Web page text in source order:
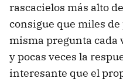
rascacielos más alto
consigue que miles
misma pregunta cada
y pocas veces la
interesante que el